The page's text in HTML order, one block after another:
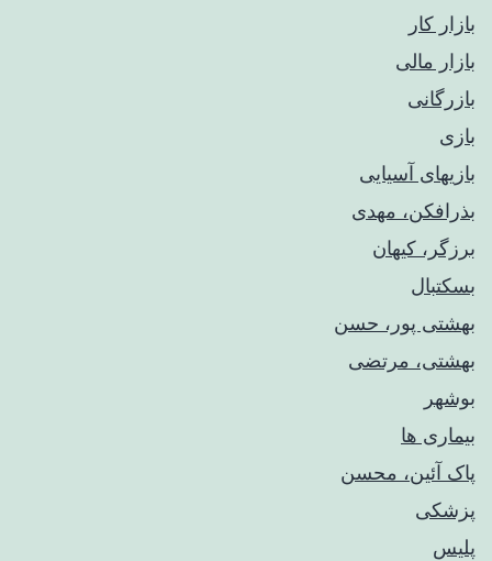
بازار کار
بازار مالی
بازرگانی
بازی
بازیهای آسیایی
بذرافکن، مهدی
برزگر، کیهان
بسکتبال
بهشتی پور، حسن
بهشتی، مرتضی
بوشهر
بیماری ها
پاک آئین، محسن
پزشکی
پلیس